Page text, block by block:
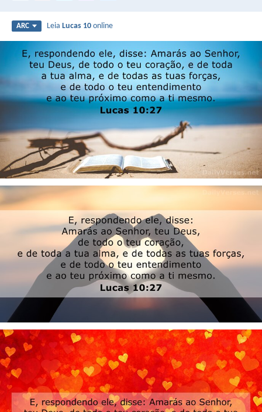
ARC LeiaLucas 10 online